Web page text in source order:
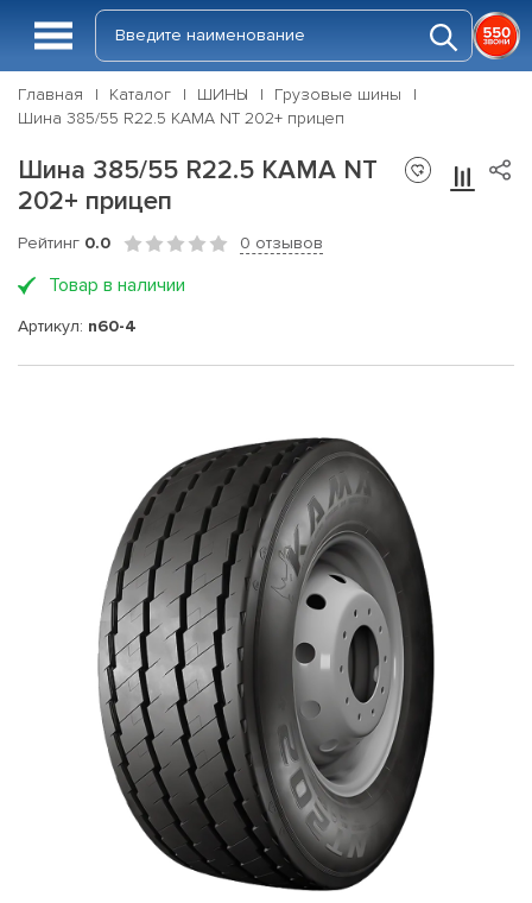
Главная Каталог ШИНЫ
Грузовые шины
Шина 385/55 R22.5 КАМА NT 202+ прицеп
Шина 385/55 R22.5 КАМА NT
202+ прицеп
Рейтинг 0.0 0 отзывов
Товар в наличии
Артикул: n60-4